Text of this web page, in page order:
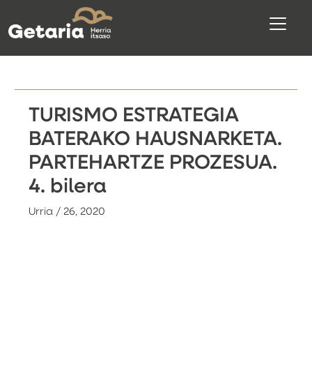
TURISMO ESTRATEGIA
BATERAKO HAUSNARKETA.
PARTEHARTZE PROZESUA.
4. bilera
Urria / 26, 2020